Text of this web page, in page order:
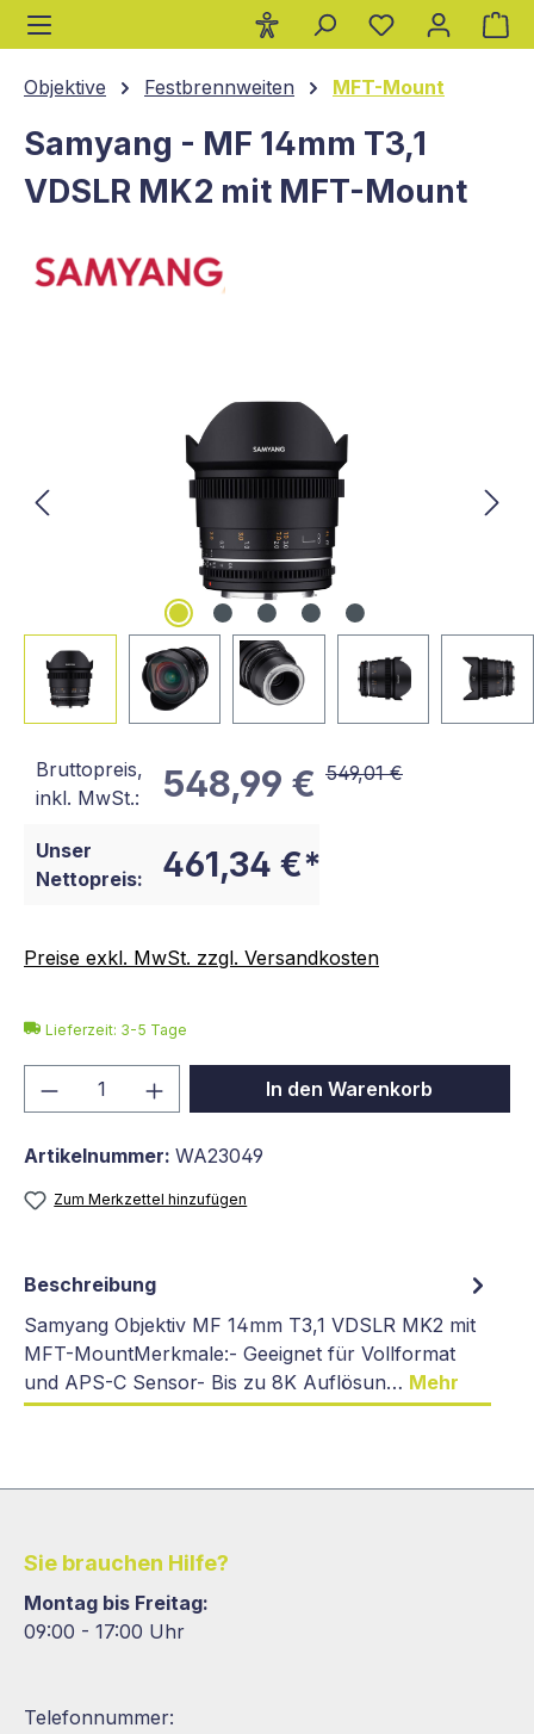
springen
Objektive Festbrennweiten MFT-Mount
Samyang - MF 14mm T3,1
VDSLR MK2 mit MFT-Mount
Bruttopreis,
inkl. MwSt.:
548,99 € 549,01 €
Unser
Nettopreis:
461,34 €*
Preise exkl. MwSt. zzgl. Versandkosten
Lieferzeit: 3-5 Tage
Produkt Anzahl: Gib denIn den Warenkorb
Artikelnummer: WA23049
Zum Merkzettel hinzufügen
Beschreibung
Samyang Objektiv MF 14mm T3,1 VDSLR MK2 mit
MFT-MountMerkmale:- Geeignet für Vollformat
und APS-C Sensor- Bis zu 8K Auflösun… Mehr
Sie brauchen Hilfe?
Montag bis Freitag:
09:00 - 17:00 Uhr
Telefonnummer: